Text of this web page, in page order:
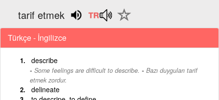
tarif etmek
Türkçe - İngilizce
describe
Some feelings are difficult to describe. - Bazı duyguları tarif
etmek zordur.
delineate